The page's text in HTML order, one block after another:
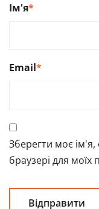
Ім'я*
Email*
Зберегти моє
браузері для